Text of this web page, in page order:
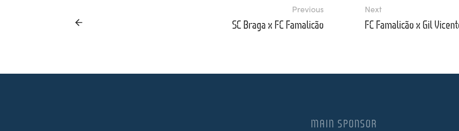
Previous
SC Braga x FC Famalicão
Next
FC Famalicão x Gil
MAIN SPONSOR